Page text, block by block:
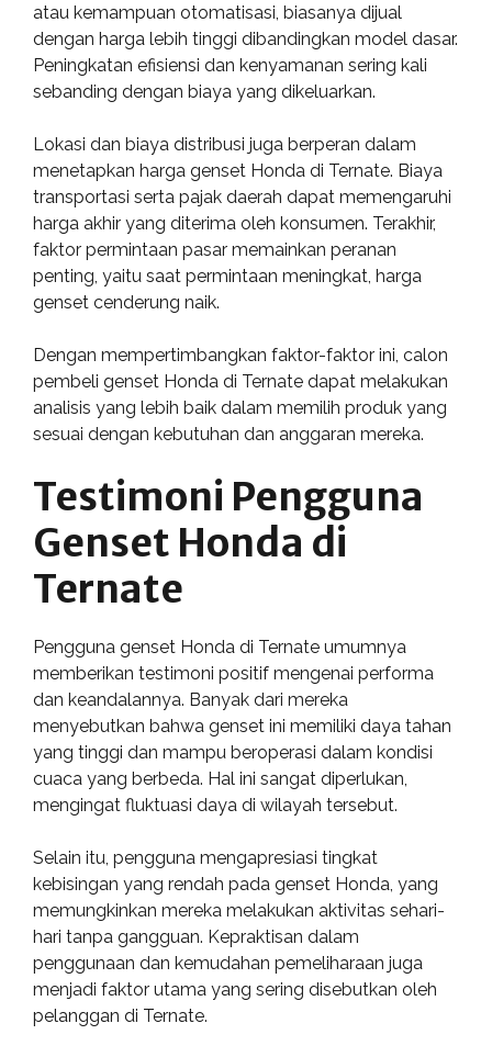
atau kemampuan otomatisasi, biasanya dijual
dengan harga lebih tinggi dibandingkan model dasar.
Peningkatan efisiensi dan kenyamanan sering kali
sebanding dengan biaya yang dikeluarkan.
Lokasi dan biaya distribusi juga berperan dalam
menetapkan harga genset Honda di Ternate. Biaya
transportasi serta pajak daerah dapat memengaruhi
harga akhir yang diterima oleh konsumen. Terakhir,
faktor permintaan pasar memainkan peranan
penting, yaitu saat permintaan meningkat, harga
genset cenderung naik.
Dengan mempertimbangkan faktor-faktor ini, calon
pembeli genset Honda di Ternate dapat melakukan
analisis yang lebih baik dalam memilih produk yang
sesuai dengan kebutuhan dan anggaran mereka.
Testimoni Pengguna
Genset Honda di
Ternate
Pengguna genset Honda di Ternate umumnya
memberikan testimoni positif mengenai performa
dan keandalannya. Banyak dari mereka
menyebutkan bahwa genset ini memiliki daya tahan
yang tinggi dan mampu beroperasi dalam kondisi
cuaca yang berbeda. Hal ini sangat diperlukan,
mengingat fluktuasi daya di wilayah tersebut.
Selain itu, pengguna mengapresiasi tingkat
kebisingan yang rendah pada genset Honda, yang
memungkinkan mereka melakukan aktivitas sehari-
hari tanpa gangguan. Kepraktisan dalam
penggunaan dan kemudahan pemeliharaan juga
menjadi faktor utama yang sering disebutkan oleh
pelanggan di Ternate.